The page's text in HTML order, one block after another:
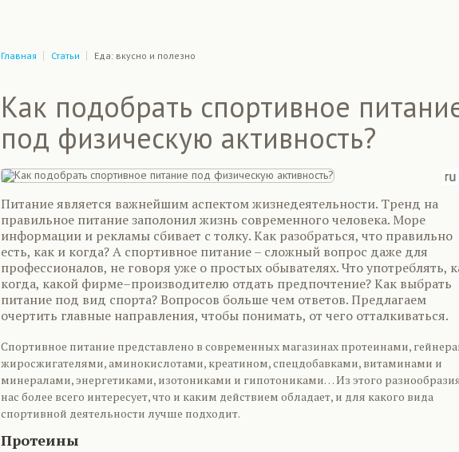
Главная Статьи Еда: вкусно и полезно
Как подобрать спортивное
под физическую активность?
Питание является важнейшим аспектом жизнедеятельности. Тренд на
правильное питание заполонил жизнь современного человека. Море
информации и рекламы сбивает с толку. Как разобраться, что правильно
есть, как и когда? А спортивное питание – сложный вопрос даже для
профессионалов, не говоря уже о простых обывателях. Что употреблять,
когда, какой фирме–производителю отдать предпочтение? Как выбрать
питание под вид спорта? Вопросов больше чем ответов. Предлагаем
очертить главные направления, чтобы понимать, от чего отталкиваться.
Спортивное питание представлено в современных магазинах протеинами,
жиросжигателями, аминокислотами, креатином, спецдобавками, витаминами и
минералами, энергетиками, изотониками и гипотониками… Из этого
нас более всего интересует, что и каким действием обладает, и для какого вида
спортивной деятельности лучше подходит.
Протеины